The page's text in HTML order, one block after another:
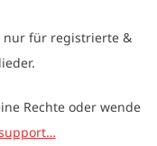
nur für registrierte &
Rechte oder wende